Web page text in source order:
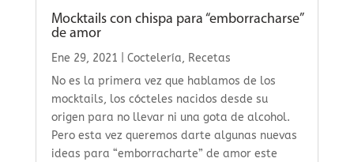
Mocktails con chispa para “emborracharse”
de amor
Ene 29, 2021 Coctelería, Recetas
No es la primera vez que hablamos de los
mocktails, los cócteles nacidos desde su
origen para no llevar ni una gota de alcohol.
Pero esta vez queremos darte algunas nuevas
ideas para “emborracharte” de amor este